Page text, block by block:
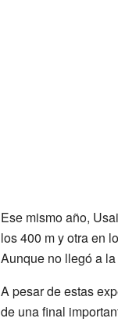
Ese mismo año,
los 400 m y otra en
Aunque no llegó a
A pesar de estas
de una final